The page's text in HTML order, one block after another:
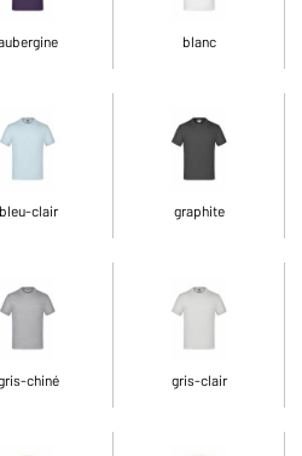
blanc
bleu-clair graphite
chiné gris-clair